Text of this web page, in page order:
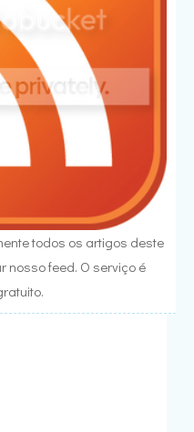
todos os artigos deste
feed. O serviço é